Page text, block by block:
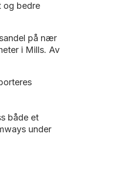
og bedre
på nær
i Mills. Av
både et
under